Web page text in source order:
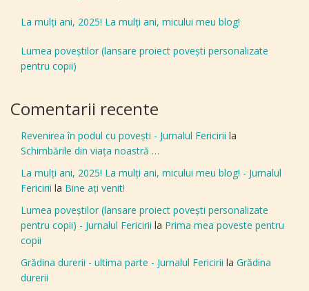
La mulți ani, 2025! La mulți ani, micului meu blog!
Lumea poveștilor (lansare proiect povești personalizate
pentru copii)
Comentarii recente
Revenirea în podul cu povești - Jurnalul Fericirii la
Schimbările din viața noastră …
La mulți ani, 2025! La mulți ani, micului meu blog! - Jurnalul
Fericirii la Bine aţi venit!
Lumea poveștilor (lansare proiect povești personalizate
pentru copii) - Jurnalul Fericirii la Prima mea poveste pentru
copii
Grădina durerii - ultima parte - Jurnalul Fericirii la Grădina
durerii